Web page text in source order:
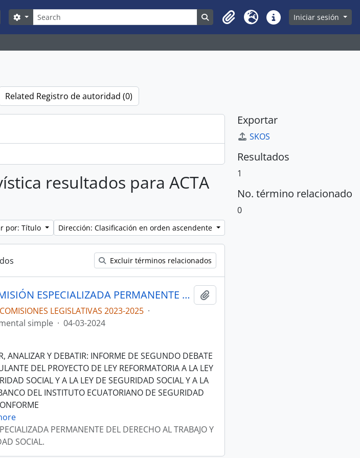
Búsqueda
Search options Search in browse page
Clipboard
Idioma Enlaces rápidos
Iniciar sesión
Related Registro de autoridad (0)
resultados para ACTA
por: Título Dirección: Clasificación en orden ascendente
Excluir términos relacionados
ACTAS COMISIÓN ESPECIALIZADA PERMANENTE DEL DERECHO AL TRABAJO Y A LA SEGURIDAD SOCIAL
LEGISLATIVAS 2023-2025 ·
simple · 04-03-2024
ANALIZAR Y DEBATIR: INFORME DE SEGUNDO DEBATE
DEL PROYECTO DE LEY REFORMATORIA A LA LEY
SOCIAL Y A LA LEY DE SEGURIDAD SOCIAL Y A LA
DEL INSTITUTO ECUATORIANO DE SEGURIDAD
PERMANENTE DEL DERECHO AL TRABAJO Y
SOCIAL.
Exportar
SKOS
Resultados
1
No. término relacionado
0